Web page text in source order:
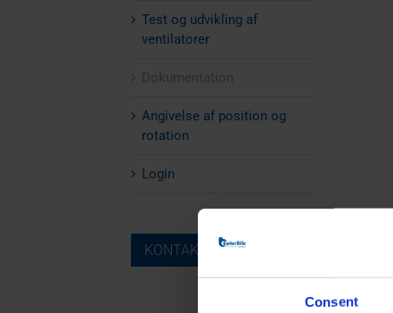
Consent
Test og udvikling af
ventilatorer
Angivelse af position og
rotation
Login
KONTAKT